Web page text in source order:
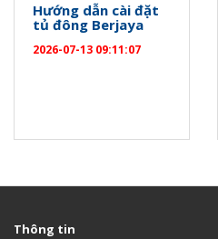
Hướng dẫn cài đặt
tủ đông Berjaya
2026-07-13 09:11:07
Thông tin